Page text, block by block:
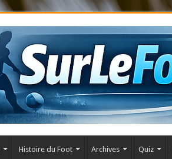
Histoire du Foot Archives Quiz